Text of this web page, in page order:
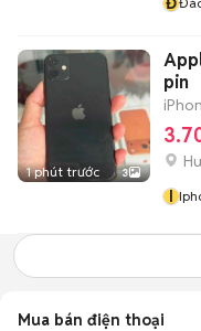
1 phút trước 3
pin
I
Mua bán điện thoại